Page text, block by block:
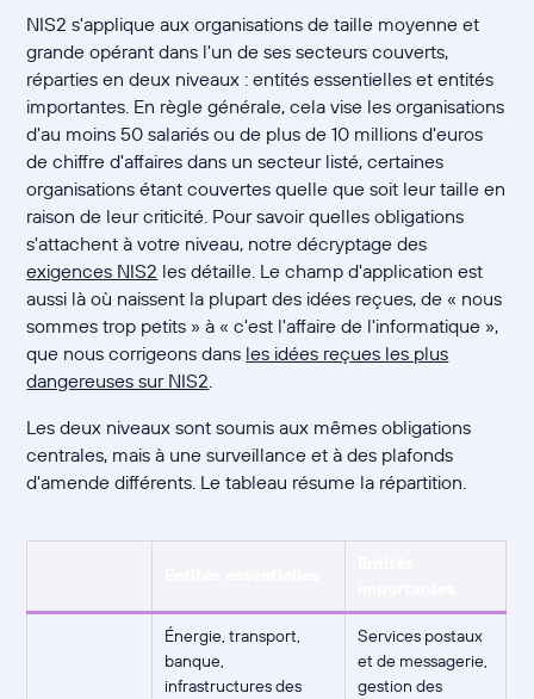
NIS2 s'applique aux organisations de taille moyenne et
grande opérant dans l'un de ses secteurs couverts,
réparties en deux niveaux : entités essentielles et entités
importantes. En règle générale, cela vise les organisations
d'au moins 50 salariés ou de plus de 10 millions d'euros
de chiffre d'affaires dans un secteur listé, certaines
organisations étant couvertes quelle que soit leur taille en
raison de leur criticité. Pour savoir quelles obligations
s'attachent à votre niveau, notre décryptage des
exigences NIS2 les détaille. Le champ d'application est
aussi là où naissent la plupart des idées reçues, de « nous
sommes trop petits » à « c'est l'affaire de l'informatique »,
que nous corrigeons dans les idées reçues les plus
dangereuses sur NIS2
Les deux niveaux sont soumis aux mêmes obligations
centrales, mais à une surveillance et à des plafonds
d'amende différents. Le tableau résume la répartition.
Énergie, transport,
banque,
infrastructures des
Services postaux
et de messagerie,
gestion des